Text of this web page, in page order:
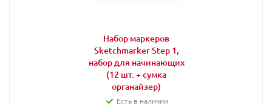
Набор маркеров
Sketchmarker Step 1,
набор для начинающих
(12 шт. + сумка
органайзер)
Есть в наличии